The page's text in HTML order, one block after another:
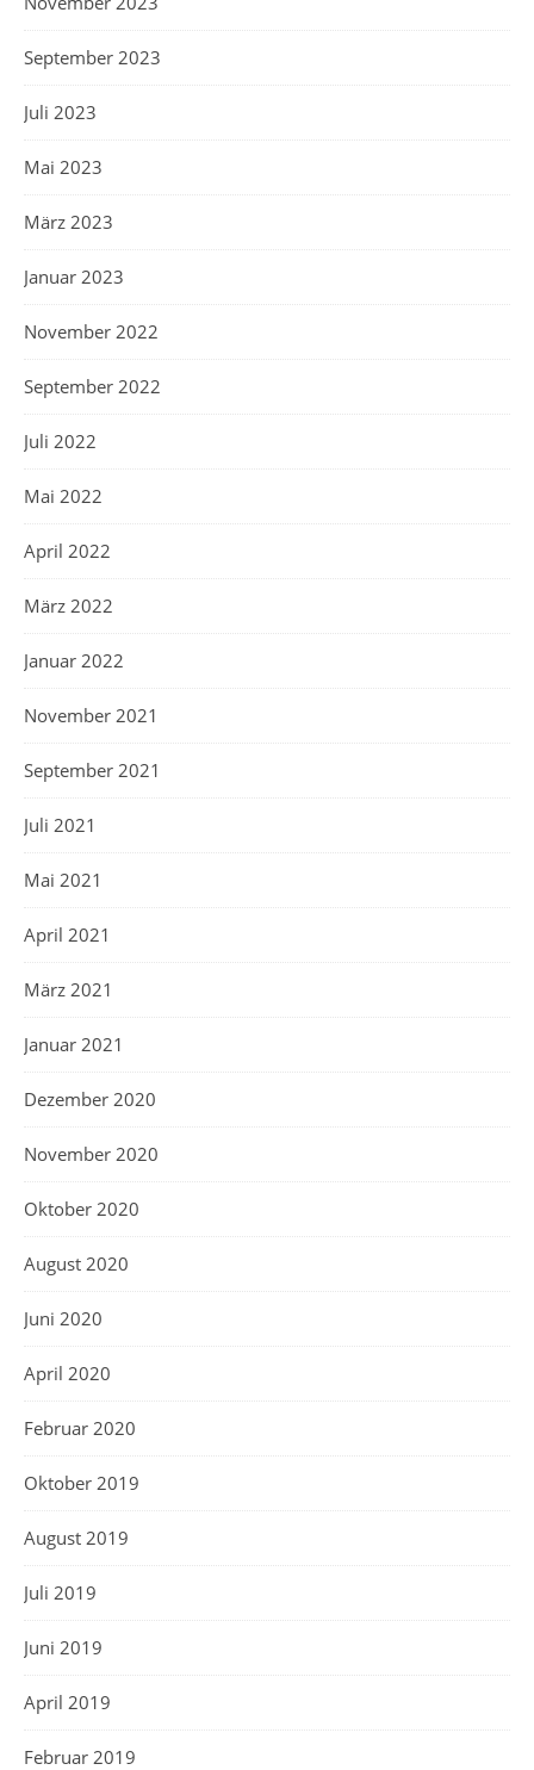
September 2023
Juli 2023
Mai 2023
März 2023
Januar 2023
November 2022
September 2022
Juli 2022
Mai 2022
April 2022
März 2022
Januar 2022
November 2021
September 2021
Juli 2021
Mai 2021
April 2021
März 2021
Januar 2021
Dezember 2020
November 2020
Oktober 2020
August 2020
Juni 2020
April 2020
Februar 2020
Oktober 2019
August 2019
Juli 2019
Juni 2019
April 2019
Februar 2019